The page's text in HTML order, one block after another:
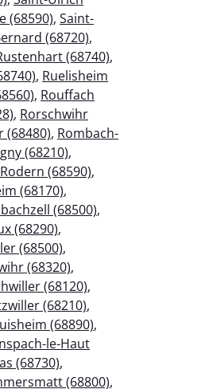
(68590), Saint-
(68720),
(68740),
, Ruelisheim
, Rouffach
, Rorschwihr
(68480), Rombach-
(68210),
Rodern (68590),
(68170),
(68500),
(68290),
(68500),
(68320),
(68120),
(68210),
(68890),
le-Haut
(68730),
(68800),